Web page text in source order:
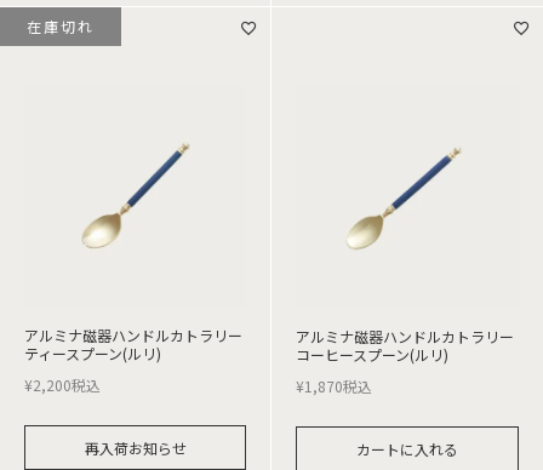
アルミナ磁器ハンドルカトラリー
ティースプーン(ルリ)
¥2,200税込
再入荷お知らせ
在庫切れ
アルミナ磁器ハンドルカトラリー
コーヒースプーン(ルリ)
¥1,870税込
カートに入れる